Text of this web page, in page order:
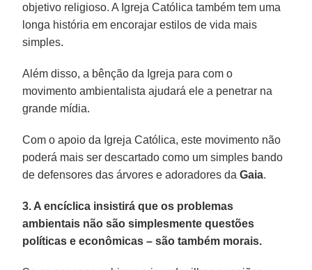
objetivo religioso. A Igreja Católica também tem uma
longa história em encorajar estilos de vida mais
simples.
Além disso, a bênção da Igreja para com o
movimento ambientalista ajudará ele a penetrar na
grande mídia.
Com o apoio da Igreja Católica, este movimento não
poderá mais ser descartado como um simples bando
de defensores das árvores e adoradores daGaia.
3. A encíclica insistirá que os problemas
ambientais não são simplesmente questões
políticas e econômicas – são também morais.